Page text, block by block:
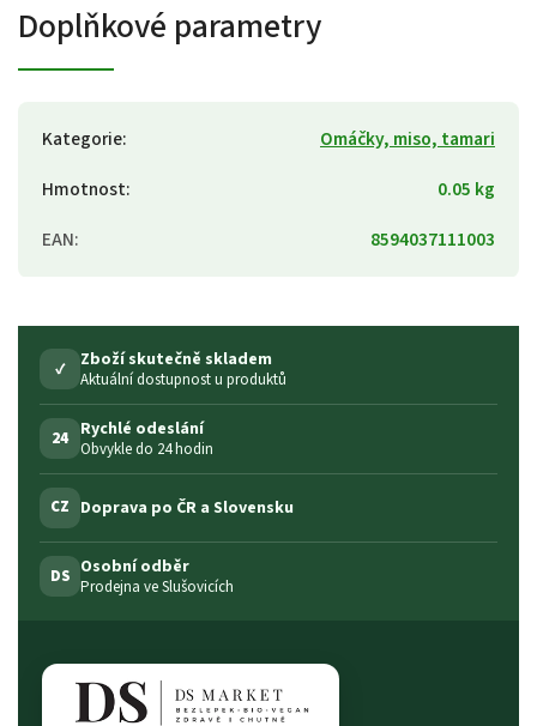
Doplňkové parametry
Kategorie:
Omáčky, miso, tamari
Hmotnost:
0.05 kg
EAN: 8594037111003
✓ Zboží skutečně skladem
Aktuální dostupnost u produktů
24 Rychlé odeslání
Obvykle do 24 hodin
CZ Doprava po ČR a Slovensku
DS Osobní odběr
Prodejna ve Slušovicích